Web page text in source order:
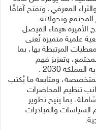
المعرفي، وتفتح آفاقًا
وتحولاته.
الأميرة هيفاء الفيصل
علمية متميزة تُعنى
المرتبطة بها، بما
وتعزيز فهم
2030 .
المتخصصة، ومتابعة ما يُكتب
تنظيم المحاضرات
بما يتيح تطوير
السياسات والمبادرات